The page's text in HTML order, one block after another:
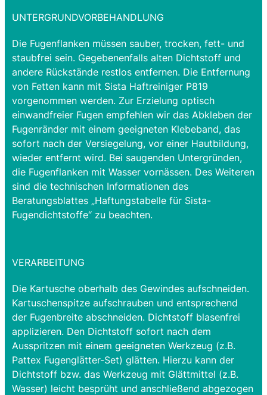
UNTERGRUNDVORBEHANDLUNG
Die Fugenflanken müssen sauber, trocken, fett- und
staubfrei sein. Gegebenenfalls alten Dichtstoff und
andere Rückstände restlos entfernen. Die Entfernung
von Fetten kann mit Sista Haftreiniger P819
vorgenommen werden. Zur Erzielung optisch
einwandfreier Fugen empfehlen wir das Abkleben der
Fugenränder mit einem geeigneten Klebeband, das
sofort nach der Versiegelung, vor einer Hautbildung,
wieder entfernt wird. Bei saugenden Untergründen,
die Fugenflanken mit Wasser vornässen. Des Weiteren
sind die technischen Informationen des
Beratungsblattes „Haftungstabelle für Sista-
Fugendichtstoffe“ zu beachten.
VERARBEITUNG
Die Kartusche oberhalb des Gewindes aufschneiden.
Kartuschenspitze aufschrauben und entsprechend
der Fugenbreite abschneiden. Dichtstoff blasenfrei
applizieren. Den Dichtstoff sofort nach dem
Ausspritzen mit einem geeigneten Werkzeug (z.B.
Pattex Fugenglätter-Set) glätten. Hierzu kann der
Dichtstoff bzw. das Werkzeug mit Glättmittel (z.B.
Wasser) leicht besprüht und anschließend abgezogen